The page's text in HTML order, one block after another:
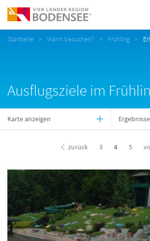
Startseite Wann besuchen? Frühling
Ausflugsziele im
Karte anzeigen
zurück 3 4 5